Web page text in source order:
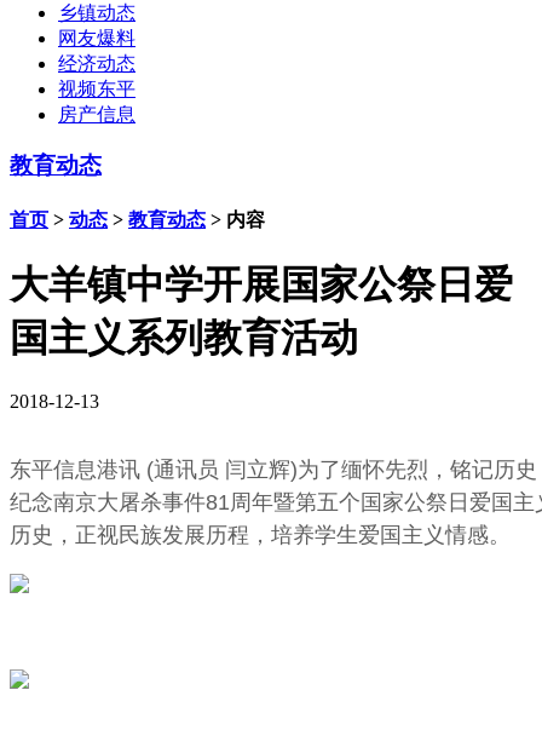
乡镇动态
网友爆料
经济动态
视频东平
房产信息
教育动态
首页 > 动态 > 教育动态 > 内容
大羊镇中学开展国家公祭日爱
国主义系列教育活动
2018-12-13
东平信息港讯 (通讯员 闫立辉)为了缅怀先烈，铭记历
纪念南京大屠杀事件81周年暨第五个国家公祭日爱国
历史，正视民族发展历程，培养学生爱国主义情感。